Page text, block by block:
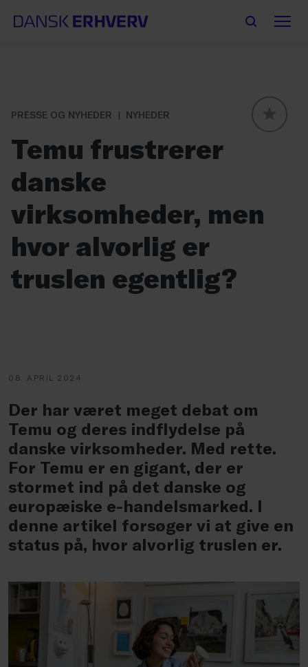
PRESSE OG NYHEDER
NYHEDER
Temu frustrerer
danske
virksomheder, men
hvor alvorlig er
truslen egentlig?
08. APRIL 2024
Der har været meget debat om
Temu og deres indflydelse på
danske virksomheder. Med rette.
For Temu er en gigant, der er
stormet ind på det danske og
europæiske e-handelsmarked. I
denne artikel forsøger vi at give en
status på, hvor alvorlig truslen er.